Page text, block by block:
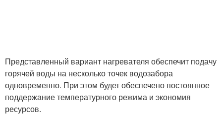
Представленный вариант нагревателя обеспечит подачу
горячей воды на несколько точек водозабора
одновременно. При этом будет обеспечено постоянное
поддержание температурного режима и экономия
ресурсов.